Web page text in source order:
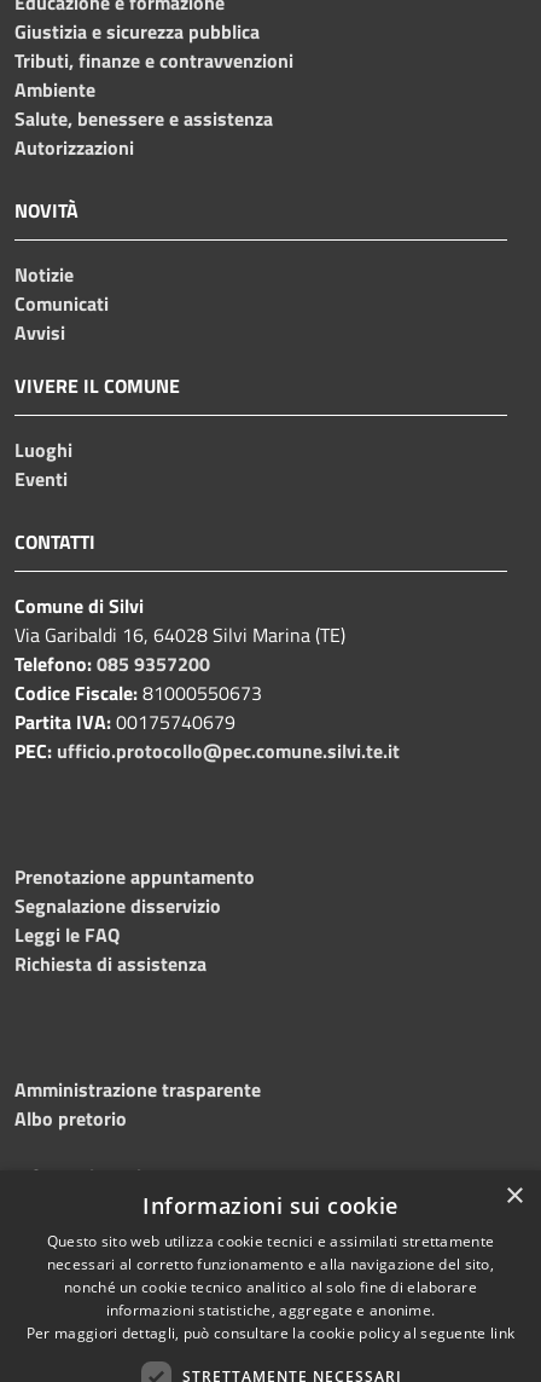
Giustizia e sicurezza pubblica
Tributi, finanze e contravvenzioni
Ambiente
Salute, benessere e assistenza
Autorizzazioni
NOVITÀ
Notizie
Comunicati
Avvisi
VIVERE IL COMUNE
Luoghi
Eventi
CONTATTI
Comune di Silvi
Via Garibaldi 16, 64028 Silvi Marina (TE)
Telefono:085 9357200
Codice Fiscale:81000550673
Partita IVA:00175740679
PEC: ufficio.protocollo@pec.comune.silvi.te.it
Prenotazione appuntamento
Segnalazione disservizio
Leggi le FAQ
Richiesta di assistenza
Amministrazione trasparente
Albo pretorio
Informativa privacy
Dichiarazione di accessibilità
Copyright © 2026 • Comune di
×
Informazioni sui cookie
Questo sito web utilizza cookie tecnici e assimilati strettamente
necessari al corretto funzionamento e alla navigazione del sito,
nonché un cookie tecnico analitico al solo fine di elaborare
informazioni statistiche, aggregate e anonime.
Per maggiori dettagli, può consultare la cookie policy al seguente link
STRETTAMENTE NECESSARI